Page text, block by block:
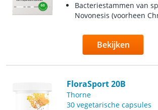
Bacteriestammen van
Novonesis (voorheen
Bekijken
FloraSport 20B
Thorne
30 vegetarische capsules